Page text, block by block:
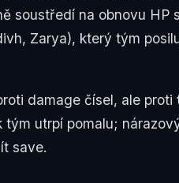
soustředí na obnovu HP
Zarya), který tým
damage čísel, ale proti
utrpí pomalu;
save.